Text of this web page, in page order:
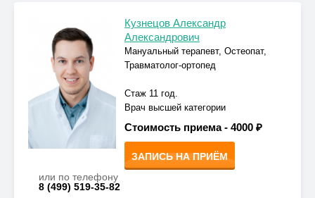
Кузнецов Александр
Александрович
Мануальный терапевт, Остеопат,
Травматолог-ортопед
Стаж 11 год.
Врач высшей категории
Стоимость приема - 4000 ₽
ЗАПИСЬ НА ПРИЁМ
или по телефону
8 (499) 519-35-82